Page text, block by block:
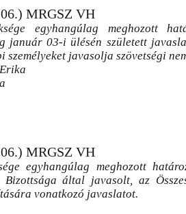
MRGSZ VH
egyhangúlag meghozott
január 03-i ülésén született
személyeket javasolja szövetségi
MRGSZ VH
egyhangúlag meghozott
Bizottsága által javasolt, az
vonatkozó javaslatot.